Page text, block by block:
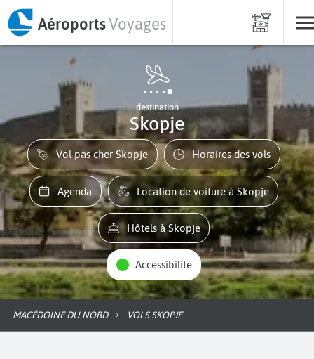
AéroportsVoyages
destination
Skopje
Vol pas cher Skopje Horaires des vols
Agenda Location de voiture à Skopje
Hôtels à Skopje
Accessibilité
MACÉDOINE DU NORD VOLS SKOPJE